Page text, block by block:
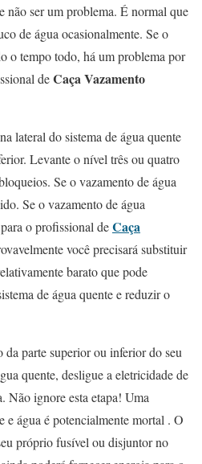
não ser um problema. É normal que
de água ocasionalmente. Se o
o tempo todo, há um problema por
deCaça Vazamento
lateral do sistema de água quente
Levante o nível três ou quatro
Se o vazamento de água
Se o vazamento de água
o profissional deCaça
você precisará substituir
barato que pode
de água quente e reduzir o
da parte superior ou inferior do seu
quente, desligue a eletricidade de
Não ignore esta etapa! Uma
e água é potencialmente mortal . O
próprio fusível ou disjuntor no